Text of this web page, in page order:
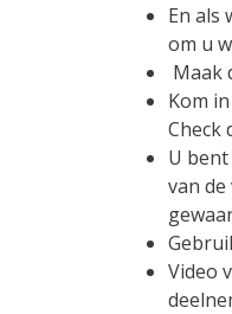
En als
om u
Maak
Kom
Check
U
van
Video